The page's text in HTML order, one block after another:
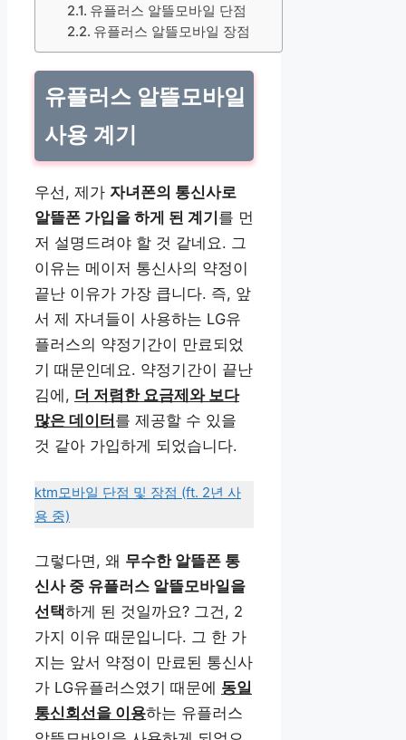
유플러스 알뜰모바일 단점
유플러스 알뜰모바일 장점
유플러스 알뜰모바일
사용 계기
우선, 제가 자녀폰의 통신사로
알뜰폰 가입을 하게 된 계기를 먼
저 설명드려야 할 것 같네요. 그
이유는 메이저 통신사의 약정이
끝난 이유가 가장 큽니다. 즉, 앞
서 제 자녀들이 사용하는 LG유
플러스의 약정기간이 만료되었
기 때문인데요. 약정기간이 끝난
김에, 더 저렴한 요금제와 보다
많은 데이터를 제공할 수 있을
것 같아 가입하게 되었습니다.
ktm모바일 단점 및 장점 (ft. 2년 사
용 중)
그렇다면, 왜 무수한 알뜰폰 통
신사 중 유플러스 알뜰모바일을
선택하게 된 것일까요? 그건, 2
가지 이유 때문입니다. 그 한 가
지는 앞서 약정이 만료된 통신사
가 LG유플러스였기 때문에 동일
통신회선을 이용하는 유플러스